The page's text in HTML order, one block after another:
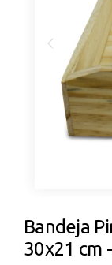
Bandeja
30x21 cm